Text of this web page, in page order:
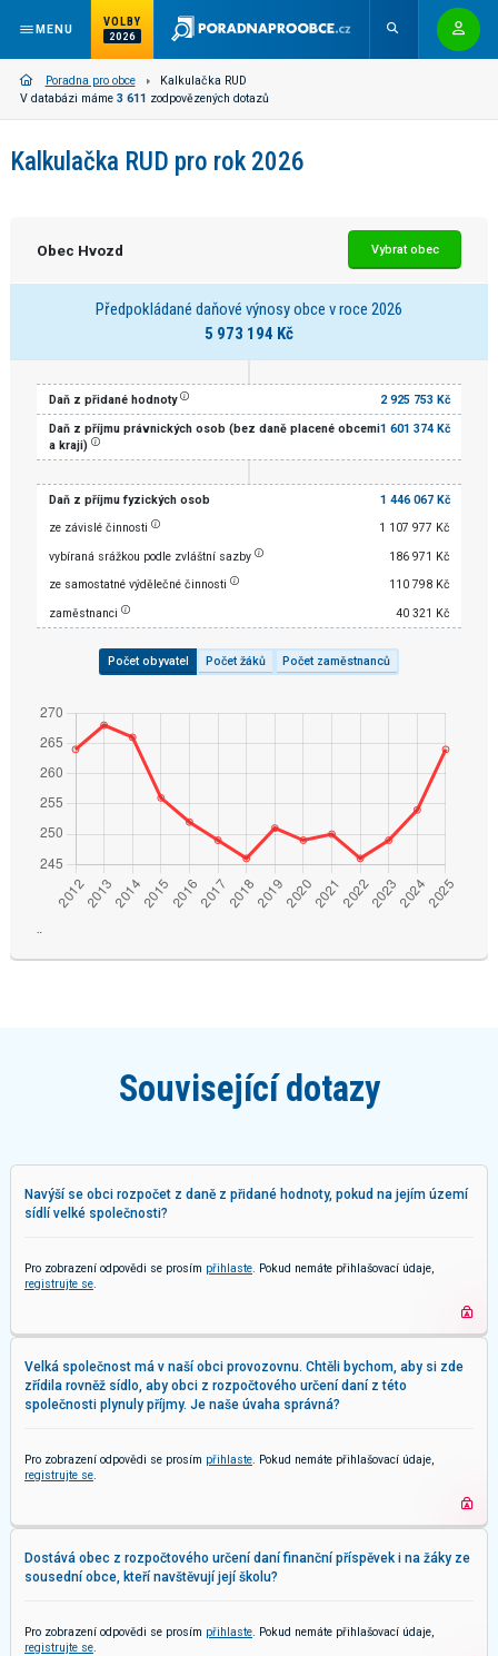
MENU
VOLBY
2026
Poradna pro obce
Kalkulačka RUD
V databázi máme 3 611 zodpovězených dotazů
Kalkulačka RUD pro rok 2026
Obec Hvozd Vybrat obec
Předpokládané daňové výnosy obce v roce 2026
5 973 194 Kč
Daň z přidané hodnoty 2 925 753 Kč
Daň z příjmu právnických osob (bez daně placené obcemi
a kraji)
1 601 374 Kč
Daň z příjmu fyzických osob
1 446 067 Kč
ze závislé činnosti
1 107 977 Kč
vybíraná srážkou podle zvláštní sazby
186 971 Kč
ze samostatné výdělečné činnosti
110 798 Kč
zaměstnanci
40 321 Kč
Počet obyvatel Počet žáků Počet zaměstnanců
¨
Související dotazy
Navýší se obci rozpočet z daně z přidané hodnoty, pokud na jejím území
sídlí velké společnosti?
Pro zobrazení odpovědi se prosím přihlaste . Pokud nemáte přihlašovací údaje,
registrujte se
Velká společnost má v naší obci provozovnu. Chtěli bychom, aby si zde
zřídila rovněž sídlo, aby obci z rozpočtového určení daní z této
společnosti plynuly příjmy. Je naše úvaha správná?
Pro zobrazení odpovědi se prosím přihlaste . Pokud nemáte přihlašovací údaje,
registrujte se
Dostává obec z rozpočtového určení daní finanční příspěvek i na žáky ze
sousední obce, kteří navštěvují její školu?
Pro zobrazení odpovědi se prosím přihlaste . Pokud nemáte přihlašovací údaje,
registrujte se